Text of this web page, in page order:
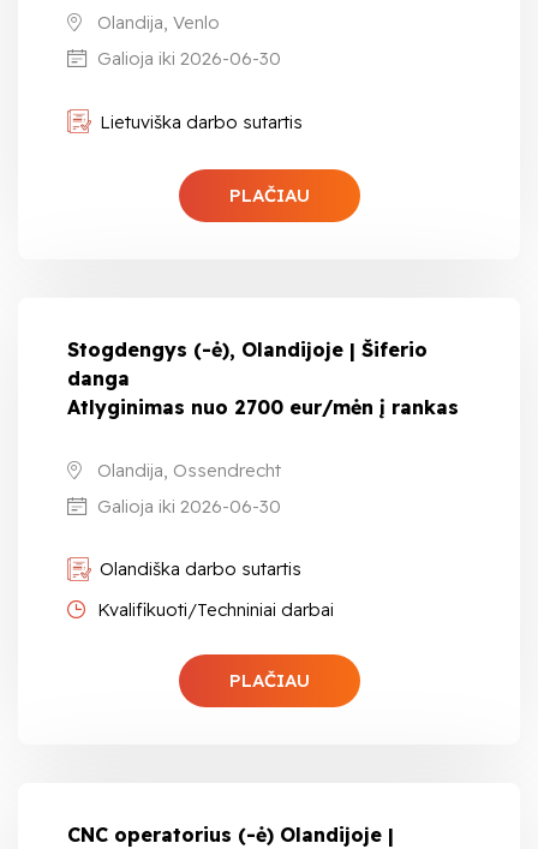
Olandija, Venlo
Galioja iki 2026-06-30
Lietuviška darbo sutartis
PLAČIAU
Stogdengys (-ė), Olandijoje | Šiferio
danga
Atlyginimas nuo 2700 eur/mėn į rankas
Olandija, Ossendrecht
Galioja iki 2026-06-30
Olandiška darbo sutartis
Kvalifikuoti/Techniniai darbai
PLAČIAU
CNC operatorius (-ė) Olandijoje |